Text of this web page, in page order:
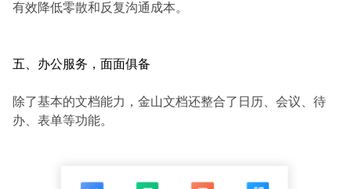
有效降低零散和反复沟通成本。
五、办公服务，面面俱备
除了基本的文档能力，金山文档还整合了日历、会议、待
办、表单等功能。